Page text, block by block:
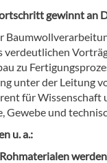
gewinnt an
verdeutlichen
zu
unter der Leitung
für Wissenschaft
Gewebe und
u. a.: